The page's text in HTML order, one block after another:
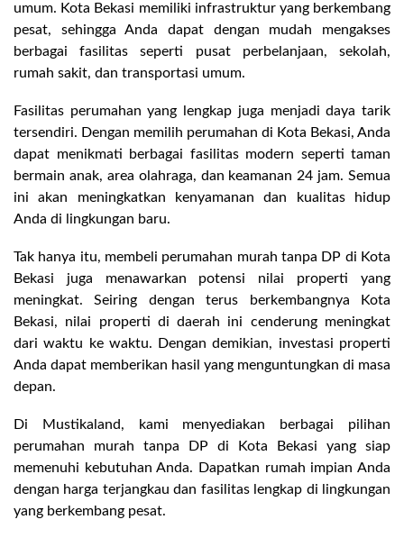
umum. Kota Bekasi memiliki infrastruktur yang berkembang
pesat, sehingga Anda dapat dengan mudah mengakses
berbagai fasilitas seperti pusat perbelanjaan, sekolah,
rumah sakit, dan transportasi umum.
Fasilitas perumahan yang lengkap juga menjadi daya tarik
tersendiri. Dengan memilih perumahan di Kota Bekasi, Anda
dapat menikmati berbagai fasilitas modern seperti taman
bermain anak, area olahraga, dan keamanan 24 jam. Semua
ini akan meningkatkan kenyamanan dan kualitas hidup
Anda di lingkungan baru.
Tak hanya itu, membeli perumahan murah tanpa DP di Kota
Bekasi juga menawarkan potensi nilai properti yang
meningkat. Seiring dengan terus berkembangnya Kota
Bekasi, nilai properti di daerah ini cenderung meningkat
dari waktu ke waktu. Dengan demikian, investasi properti
Anda dapat memberikan hasil yang menguntungkan di masa
depan.
Di Mustikaland, kami menyediakan berbagai pilihan
perumahan murah tanpa DP di Kota Bekasi yang siap
memenuhi kebutuhan Anda. Dapatkan rumah impian Anda
dengan harga terjangkau dan fasilitas lengkap di lingkungan
yang berkembang pesat.